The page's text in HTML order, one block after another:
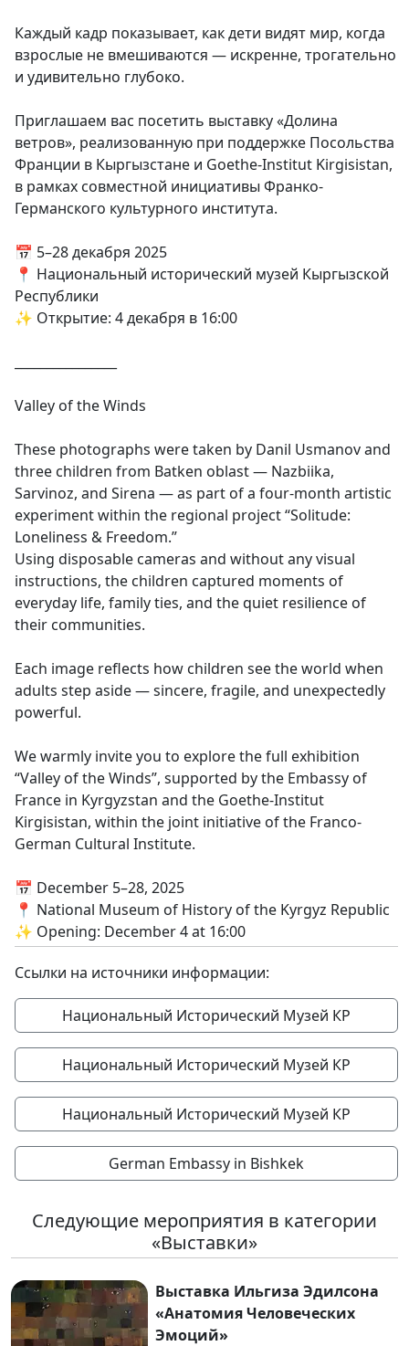
Каждый кадр показывает, как дети видят мир, когда
взрослые не вмешиваются — искренне, трогательно
и удивительно глубоко.
Приглашаем вас посетить выставку «Долина
ветров», реализованную при поддержке Посольства
Франции в Кыргызстане и Goethe-Institut Kirgisistan,
в рамках совместной инициативы Франко-
Германского культурного института.
📅 5–28 декабря 2025
📍 Национальный исторический музей Кыргызской
Республики
✨ Открытие: 4 декабря в 16:00
Valley of the Winds
These photographs were taken by Danil Usmanov and
three children from Batken oblast — Nazbiika,
Sarvinoz, and Sirena — as part of a four-month artistic
experiment within the regional project “Solitude:
Loneliness & Freedom.”
Using disposable cameras and without any visual
instructions, the children captured moments of
everyday life, family ties, and the quiet resilience of
their communities.
Each image reflects how children see the world when
adults step aside — sincere, fragile, and unexpectedly
powerful.
We warmly invite you to explore the full exhibition
“Valley of the Winds”, supported by the Embassy of
France in Kyrgyzstan and the Goethe-Institut
Kirgisistan, within the joint initiative of the Franco-
German Cultural Institute.
📅 December 5–28, 2025
📍 National Museum of History of the Kyrgyz Republic
✨ Opening: December 4 at 16:00
Ссылки на источники информации:
Национальный Исторический Музей КР
Национальный Исторический Музей КР
Национальный Исторический Музей КР
German Embassy in Bishkek
Следующие мероприятия в категории
«Выставки»
Выставка Ильгиза Эдилсона
«Анатомия Человеческих
Эмоций»